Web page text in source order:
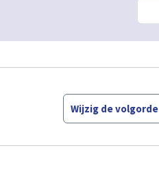
Wijzig de volgorde